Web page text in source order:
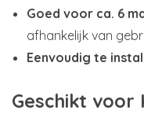
Goed voor ca. 6
afhankelijk van
Eenvoudig te
Geschikt voor